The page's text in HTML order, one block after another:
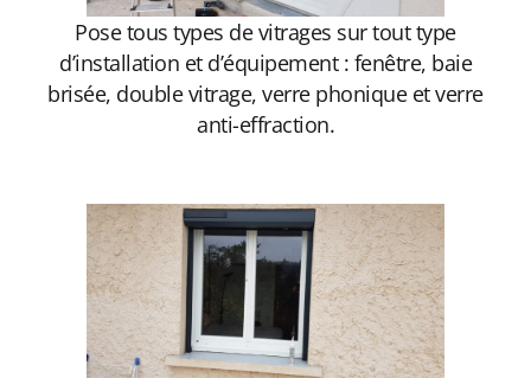
Pose tous types de vitrages sur tout type
d’installation et d’équipement : fenêtre, baie
brisée, double vitrage, verre phonique et verre
anti-effraction.